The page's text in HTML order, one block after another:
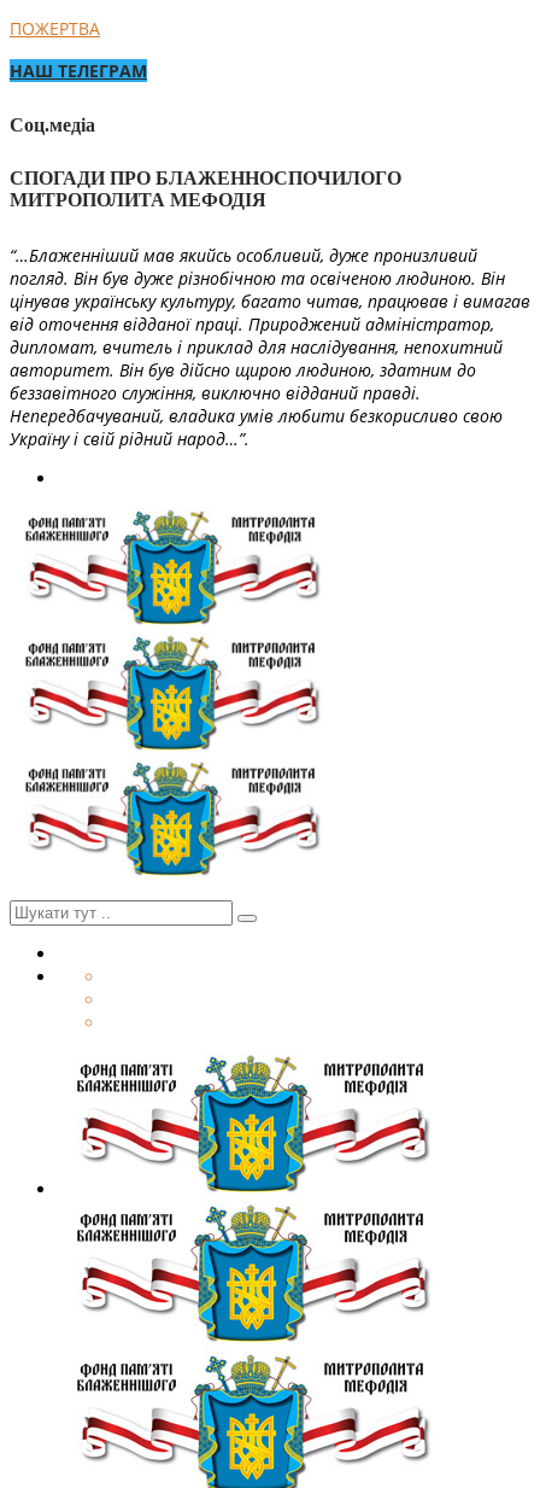
ПОЖЕРТВА
НАШ ТЕЛЕГРАМ
Соц.медіа
СПОГАДИ ПРО БЛАЖЕННОСПОЧИЛОГО
МИТРОПОЛИТА МЕФОДІЯ
“…Блаженніший мав якийсь особливий, дуже пронизливий
погляд. Він був дуже різнобічною та освіченою людиною. Він
цінував українську культуру, багато читав, працював і вимагав
від оточення відданої праці. Природжений адміністратор,
дипломат, вчитель і приклад для наслідування, непохитний
авторитет. Він був дійсно щирою людиною, здатним до
беззавітного служіння, виключно відданий правді.
Непередбачуваний, владика умів любити безкорисливо свою
Україну і свій рідний народ…”.